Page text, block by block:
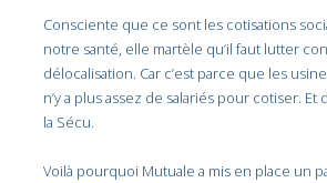
Consciente que ce sont les cotisations
notre santé, elle martèle qu’il faut lutter
délocalisation. Car c’est parce que les
n’y a plus assez de salariés pour cotiser.
la Sécu.
Voilà pourquoi Mutuale a mis en place un